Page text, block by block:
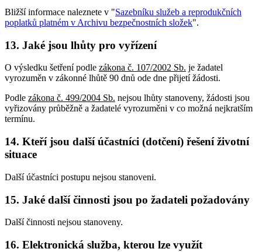
Bližší informace naleznete v "Sazebníku služeb a reprodukčních
poplatků platném v Archivu bezpečnostních složek".
13. Jaké jsou lhůty pro vyřízení
O výsledku šetření podle zákona č. 107/2002 Sb. je žadatel
vyrozuměn v zákonné lhůtě 90 dnů ode dne přijetí žádosti.
Podle zákona č. 499/2004 Sb. nejsou lhůty stanoveny, žádosti jsou
vyřizovány průběžně a žadatelé vyrozuměni v co možná nejkratším
termínu.
14. Kteří jsou další účastníci (dotčení) řešení životní
situace
Další účastníci postupu nejsou stanoveni.
15. Jaké další činnosti jsou po žadateli požadovány
Další činnosti nejsou stanoveny.
16. Elektronická služba, kterou lze využít